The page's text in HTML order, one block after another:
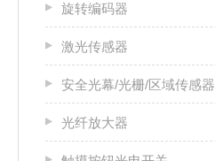
旋转编码器
激光传感器
安全光幕/光栅/区域传感器
光纤放大器